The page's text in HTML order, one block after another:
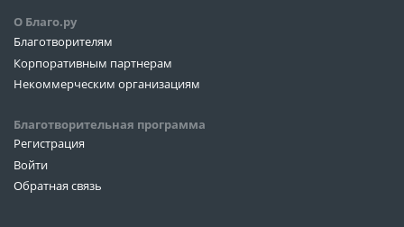
О Благо.ру
Благотворителям
Корпоративным партнерам
Некоммерческим организациям
Благотворительная программа
Регистрация
Войти
Обратная связь